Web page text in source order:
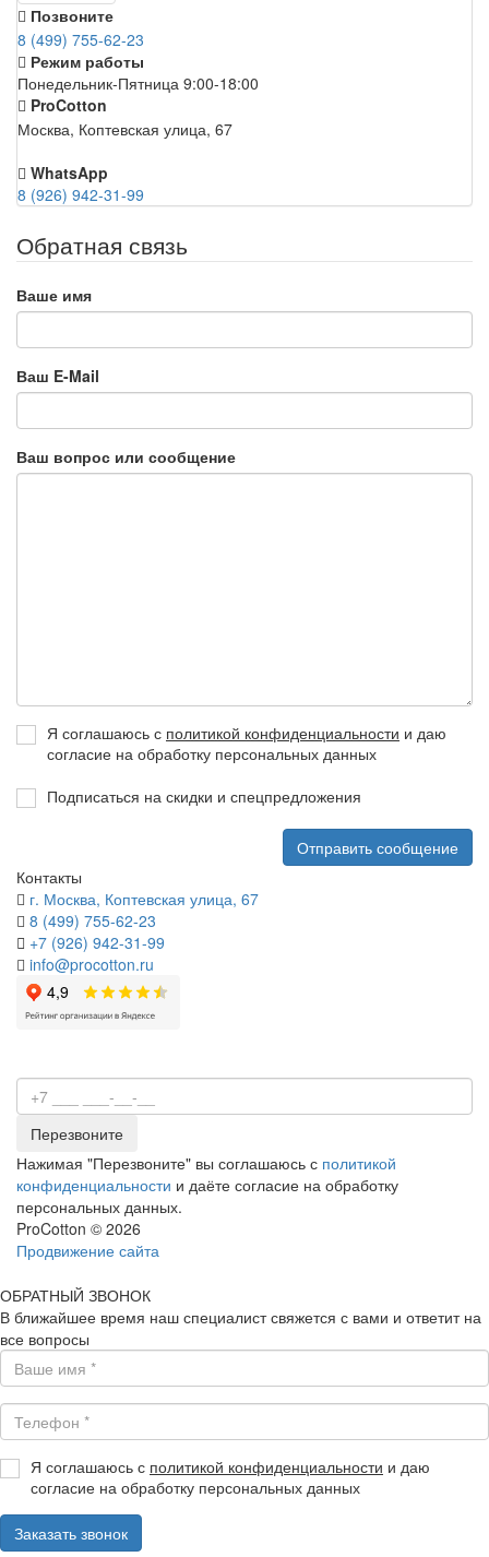
Позвоните
8 (499) 755-62-23
Режим работы
Понедельник-Пятница 9:00-18:00
ProCotton
Москва, Коптевская улица, 67
WhatsApp
8 (926) 942-31-99
Обратная связь
Ваше имя
Ваш E-Mail
Ваш вопрос или сообщение
Я соглашаюсь с политикой конфиденциальности и даю
согласие на обработку персональных данных
Подписаться на скидки и спецпредложения
Контакты
г. Москва, Коптевская улица, 67
8 (499) 755-62-23
+7 (926) 942-31-99
info@procotton.ru
Перезвоните
Нажимая "Перезвоните" вы соглашаюсь с политикой
конфиденциальности и даёте согласие на обработку
персональных данных.
ProCotton © 2026
Продвижение сайта
ОБРАТНЫЙ ЗВОНОК
В ближайшее время наш специалист свяжется с вами и ответит на
все вопросы
Я соглашаюсь с политикой конфиденциальности и даю
согласие на обработку персональных данных